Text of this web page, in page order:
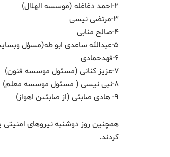
٢-احمد دغاغله (موسسه الهلال)
٣-مرتضى نیسی
۴-صالح منابی
۵-عبدالله ساعدى ابو طه(مسؤل وبسایت انا المثقف)
۶-فهدحمادی
٧-عزیز کنانی (مسئول موسسه فنون)
٨-نبی نیسی ( مسئول موسسه معلم)
٩- هادى صابئى (از صابئىن اهواز)
همچنین روز دوشنبه نیروهای امنیتی
کردند.